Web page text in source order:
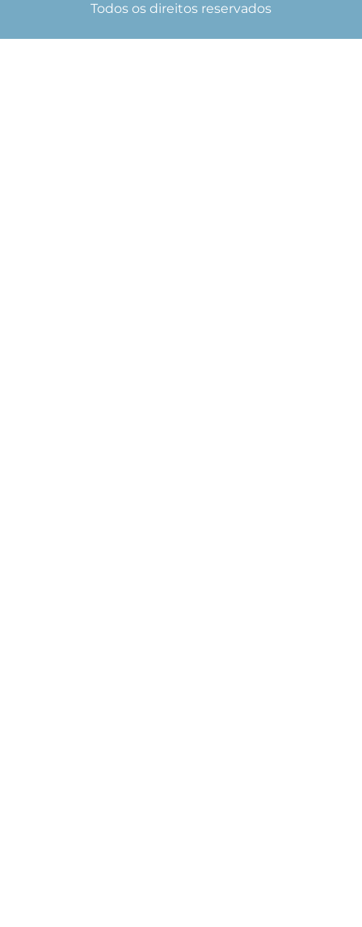
Todos os direitos reservados